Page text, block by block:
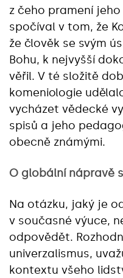
z čeho pramení
spočíval v tom, že
že člověk se svým
Bohu, k nejvyšší
věřil. V té složitě
komeniologie
vycházet vědecké
spisů a jeho
obecně známými.
O globální nápravě
Na otázku, jaký je
v současné výuce,
odpovědět.
univerzalismus,
kontextu všeho